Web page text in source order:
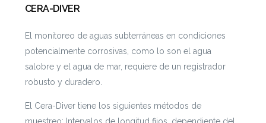
CERA-DIVER
El monitoreo de aguas subterráneas en condiciones
potencialmente corrosivas, como lo son el agua
salobre y el agua de mar, requiere de un registrador
robusto y duradero.
El Cera-Diver tiene los siguientes métodos de